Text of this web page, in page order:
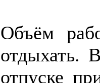
Объём
отдыхать.
отпуске